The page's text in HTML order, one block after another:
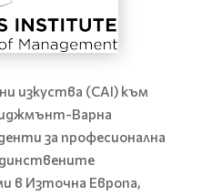
изкуства (CAI) към
Варна
за професионална
в Източна Европа,